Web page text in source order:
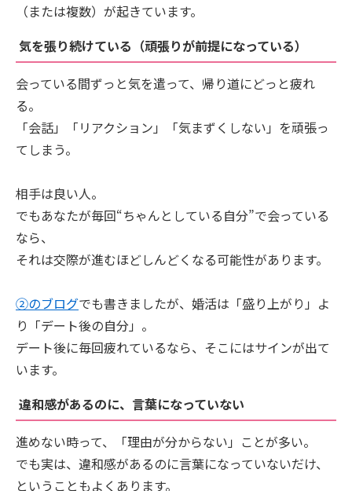
（または複数）が起きています。
気を張り続けている（頑張りが前提になっている）
会っている間ずっと気を遣って、帰り道にどっと疲れ
る。
「会話」「リアクション」「気まずくしない」を頑張っ
てしまう。
相手は良い人。
でもあなたが毎回“ちゃんとしている自分”で会っている
なら、
それは交際が進むほどしんどくなる可能性があります。
②のブログでも書きましたが、婚活は「盛り上がり」よ
り「デート後の自分」。
デート後に毎回疲れているなら、そこにはサインが出て
います。
違和感があるのに、言葉になっていない
進めない時って、「理由が分からない」ことが多い。
でも実は、違和感があるのに言葉になっていないだけ、
ということもよくあります。